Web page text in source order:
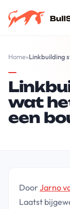
Home»Linkbuilding
wat
een
DoorJarno
Laatst